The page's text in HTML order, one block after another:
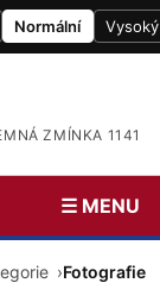
Normální Vysoký
ZMÍNKA 1141
☰ MENU
Fotografie